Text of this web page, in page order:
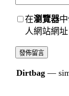
在瀏覽器
人網站網
Dirtbag —